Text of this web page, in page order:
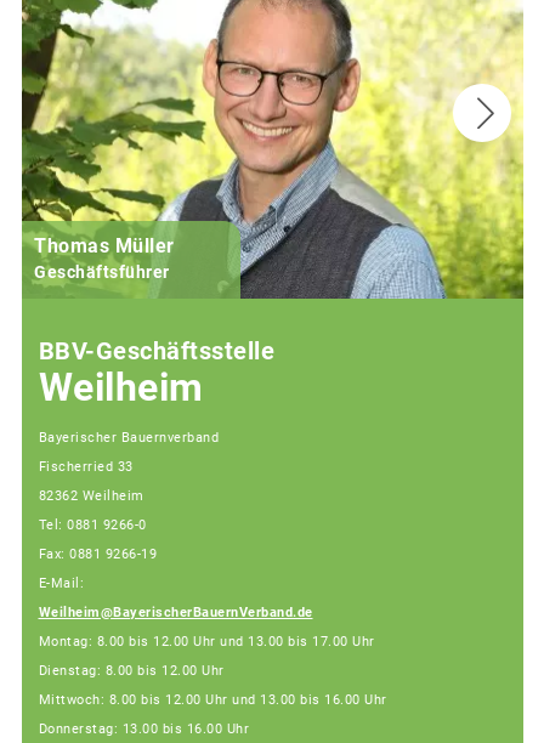
Thomas Müller
Geschäftsführer
BBV-Geschäftsstelle
Weilheim
Bayerischer Bauernverband
Fischerried 33
82362 Weilheim
Tel: 0881 9266-0
Fax: 0881 9266-19
E-Mail:
Weilheim@BayerischerBauernVerband.de
Montag: 8.00 bis 12.00 Uhr und 13.00 bis 17.00 Uhr
Dienstag: 8.00 bis 12.00 Uhr
Mittwoch: 8.00 bis 12.00 Uhr und 13.00 bis 16.00 Uhr
Donnerstag: 13.00 bis 16.00 Uhr